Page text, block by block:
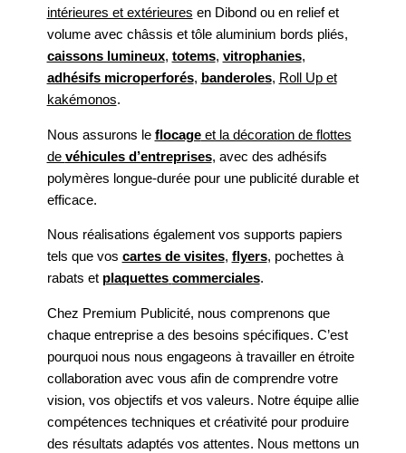
intérieures et extérieures en Dibond ou en relief et
volume avec châssis et tôle aluminium bords pliés,
caissons lumineux, totems, vitrophanies,
adhésifs microperforés, banderoles, Roll Up et
kakémonos.
Nous assurons le flocageet la décoration de flottes
de véhicules d’entreprises, avec des adhésifs
polymères longue-durée pour une publicité durable et
efficace.
Nous réalisations également vos supports papiers
tels que vos cartes de visites, flyers, pochettes à
rabats et plaquettes commerciales.
Chez Premium Publicité, nous comprenons que
chaque entreprise a des besoins spécifiques. C’est
pourquoi nous nous engageons à travailler en étroite
collaboration avec vous afin de comprendre votre
vision, vos objectifs et vos valeurs. Notre équipe allie
compétences techniques et créativité pour produire
des résultats adaptés vos attentes. Nous mettons un